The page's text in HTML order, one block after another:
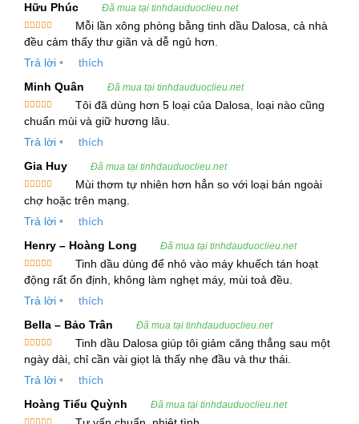
Tinh dầu Cỏ Hôi, hay còn gọi là Tinh Dầu Hoa
Ngũ Sắc, có tên khoa học là Ageratum
conyzoides, thuộc họ Cúc (Asteraceae). Cây Cỏ
Hôi là một loài cây nhỏ mọc hàng năm, có chiều
cao từ 25 đến 50 cm, với lá mọc đối xứng hình
trứng hoặc ba cạnh, và hoa nhỏ màu tím xanh.
Cây mọc hoang, có mùi đặc trưng, thường được
sử dụng trong y học cổ truyền.
Tinh dầu Cỏ Hôi được chiết xuất từ lá và thân cây
bằng phương pháp hơi nước. Tỷ lệ tinh dầu trong
cây rất thấp, chỉ khoảng 0,16% so với dược liệu
khô, nhưng lại chứa nhiều hợp chất hữu ích cho
sức khỏe, đặc biệt là phenol (eugenol), α-
Thujene, α-Pinene, β-Cubebene và nhiều thành
phần hóa học khác có lợi.
1.1. Thành Phần Hóa Học Chính
Tinh Dầu Cỏ Hôi chứa các thành phần chính như:
Hữu Phúc Đã mua tại tinhdauduoclieu.net
Được xếp
hạng 55
Mỗi lần xông phòng bằng tinh dầu Dalosa, cả nhà
đều cảm thấy thư giãn và dễ ngủ hơn.
Trả lời •
thích
Minh Quân
Đã mua tại tinhdauduoclieu.net
Được xếp
hạng55
Tôi đã dùng hơn 5 loại của Dalosa, loại nào cũng
chuẩn mùi và giữ hương lâu.
Trả lời •
thích
Gia Huy
Đã mua tại tinhdauduoclieu.net
Được xếp
hạng 55
Mùi thơm tự nhiên hơn hẳn so với loại bán ngoài
chợ hoặc trên mạng.
Trả lời •
thích
Henry – Hoàng Long
Đã mua tại tinhdauduoclieu.net
Được xếp
hạng5 5
Tinh dầu dùng để nhỏ vào máy khuếch tán hoạt
động rất ổn định, không làm nghẹt máy, mùi toả đều.
Trả lời •
thích
Bella – Bảo Trân
Đã mua tại tinhdauduoclieu.net
Được xếp
hạng5 5
Tinh dầu Dalosa giúp tôi giảm căng thẳng sau một
ngày dài, chỉ cần vài giọt là thấy nhẹ đầu và thư thái.
Trả lời •
thích
Hoàng Tiểu Quỳnh
Đã mua tại tinhdauduoclieu.net